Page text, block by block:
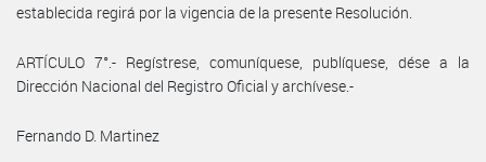
establecida regirá por la vigencia de la presente Resolución.
ARTÍCULO 7°.- Regístrese, comuníquese, publíquese, dése a la
Dirección Nacional del Registro Oficial y archívese.-
Fernando D. Martinez